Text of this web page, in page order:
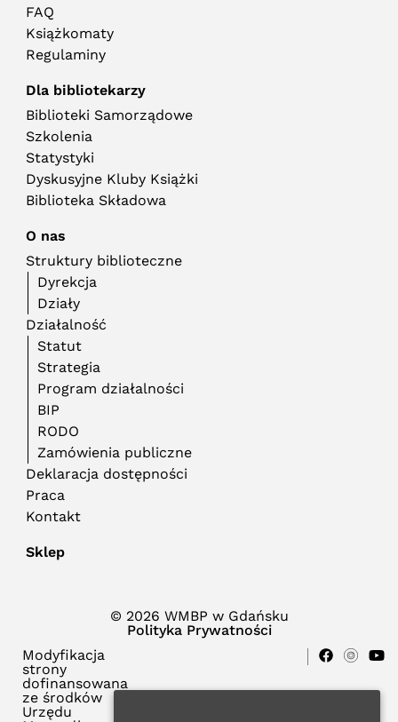
FAQ
Książkomaty
Regulaminy
Dla bibliotekarzy
Biblioteki Samorządowe
Szkolenia
Statystyki
Dyskusyjne Kluby Książki
Biblioteka Składowa
O nas
Struktury biblioteczne
Dyrekcja
Działy
Działalność
Statut
Strategia
Program działalności
BIP
RODO
Zamówienia publiczne
Deklaracja dostępności
Praca
Kontakt
Sklep
© 2026 WMBP w Gdańsku
Polityka Prywatności
Modyfikacja
strony
dofinansowana
ze środków
Urzędu